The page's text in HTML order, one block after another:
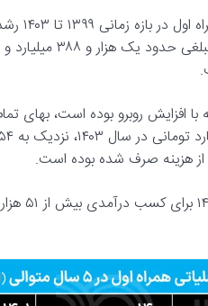
با افزایش روبرو بوده است، بهای